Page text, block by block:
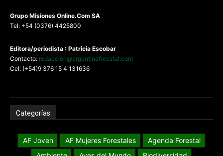
Grupo Misiones Online.Com SA
Tel: +54 (0376) 4425800
Editora/periodista : Patricia Escobar
Contacto: redaccion@argentinaforestal.com
Cel: (+54)9 376 15 4 131636
Categorías
AF Joven AF Mujeres Forestales
Agenda Forestal